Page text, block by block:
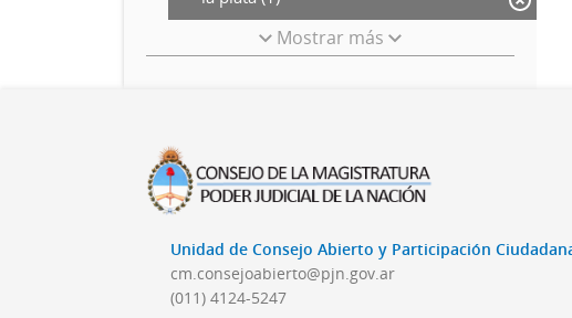
Mostrar más
Unidad de Consejo Abierto y Participación
cm.consejoabierto@pjn.gov.ar
(011) 4124-5247